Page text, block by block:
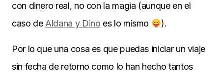
con dinero real, no con la magia (aunque en el
caso deAldana y Dino es lo mismo ).
Por lo que una cosa es que puedas iniciar un viaje
sin fecha de retorno como lo han hecho tantos